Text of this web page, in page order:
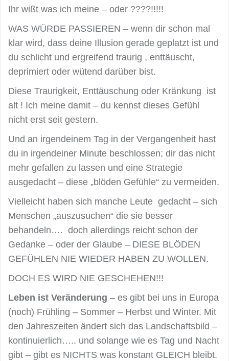
Ihr wißt was ich meine – oder ????!!!!!
WAS WÜRDE PASSIEREN – wenn dir schon mal
klar wird, dass deine Illusion gerade geplatzt ist und
du schlicht und ergreifend traurig , enttäuscht,
deprimiert oder wütend darüber bist.
Diese Traurigkeit, Enttäuschung oder Kränkung ist
alt ! Ich meine damit – du kennst dieses Gefühl
nicht erst seit gestern.
Und an irgendeinem Tag in der Vergangenheit hast
du in irgendeiner Minute beschlossen; dir das nicht
mehr gefallen zu lassen und eine Strategie
ausgedacht – diese „blöden Gefühle“ zu vermeiden.
Vielleicht haben sich manche Leute gedacht – sich
Menschen „auszusuchen“ die sie besser
behandeln…. doch allerdings reicht schon der
Gedanke – oder der Glaube – DIESE BLÖDEN
GEFÜHLEN NIE WIEDER HABEN ZU WOLLEN.
DOCH ES WIRD NIE GESCHEHEN!!!
Leben ist Veränderung – es gibt bei uns in Europa
(noch) Frühling – Sommer – Herbst und Winter. Mit
den Jahreszeiten ändert sich das Landschaftsbild –
kontinuierlich….. und solange wie es Tag und Nacht
gibt – gibt es NICHTS was konstant GLEICH bleibt.